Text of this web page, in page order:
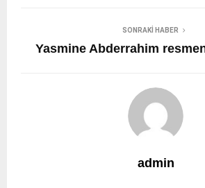
SONRAKI HABER
Yasmine Abderrahim
admin